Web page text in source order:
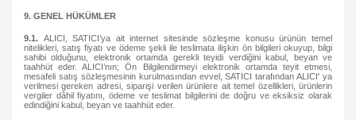
9. GENEL HÜKÜMLER
9.1. ALICI, SATICI’ya ait internet sitesinde sözleşme konusu ürünün temel
nitelikleri, satış fiyatı ve ödeme şekli ile teslimata ilişkin ön bilgileri okuyup, bilgi
sahibi olduğunu, elektronik ortamda gerekli teyidi verdiğini kabul, beyan ve
taahhüt eder. ALICI’nın; Ön Bilgilendirmeyi elektronik ortamda teyit etmesi,
mesafeli satış sözleşmesinin kurulmasından evvel, SATICI tarafından ALICI' ya
verilmesi gereken adresi, siparişi verilen ürünlere ait temel özellikleri, ürünlerin
vergiler dâhil fiyatını, ödeme ve teslimat bilgilerini de doğru ve eksiksiz olarak
edindiğini kabul, beyan ve taahhüt eder.